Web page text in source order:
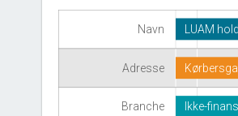
Navn
Adresse
Branche
LUAM
Ikke-